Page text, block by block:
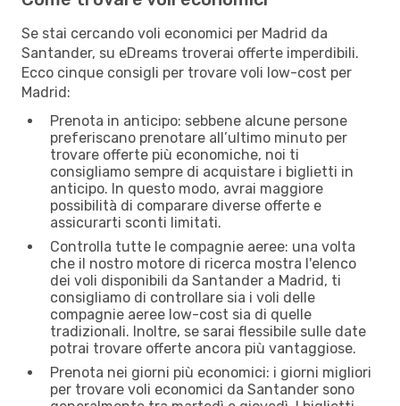
Se stai cercando voli economici per Madrid da
Santander, su eDreams troverai offerte imperdibili.
Ecco cinque consigli per trovare voli low-cost per
Madrid:
Prenota in anticipo: sebbene alcune persone
preferiscano prenotare all’ultimo minuto per
trovare offerte più economiche, noi ti
consigliamo sempre di acquistare i biglietti in
anticipo. In questo modo, avrai maggiore
possibilità di comparare diverse offerte e
assicurarti sconti limitati.
Controlla tutte le compagnie aeree: una volta
che il nostro motore di ricerca mostra l'elenco
dei voli disponibili da Santander a Madrid, ti
consigliamo di controllare sia i voli delle
compagnie aeree low-cost sia di quelle
tradizionali. Inoltre, se sarai flessibile sulle date
potrai trovare offerte ancora più vantaggiose.
Prenota nei giorni più economici: i giorni migliori
per trovare voli economici da Santander sono